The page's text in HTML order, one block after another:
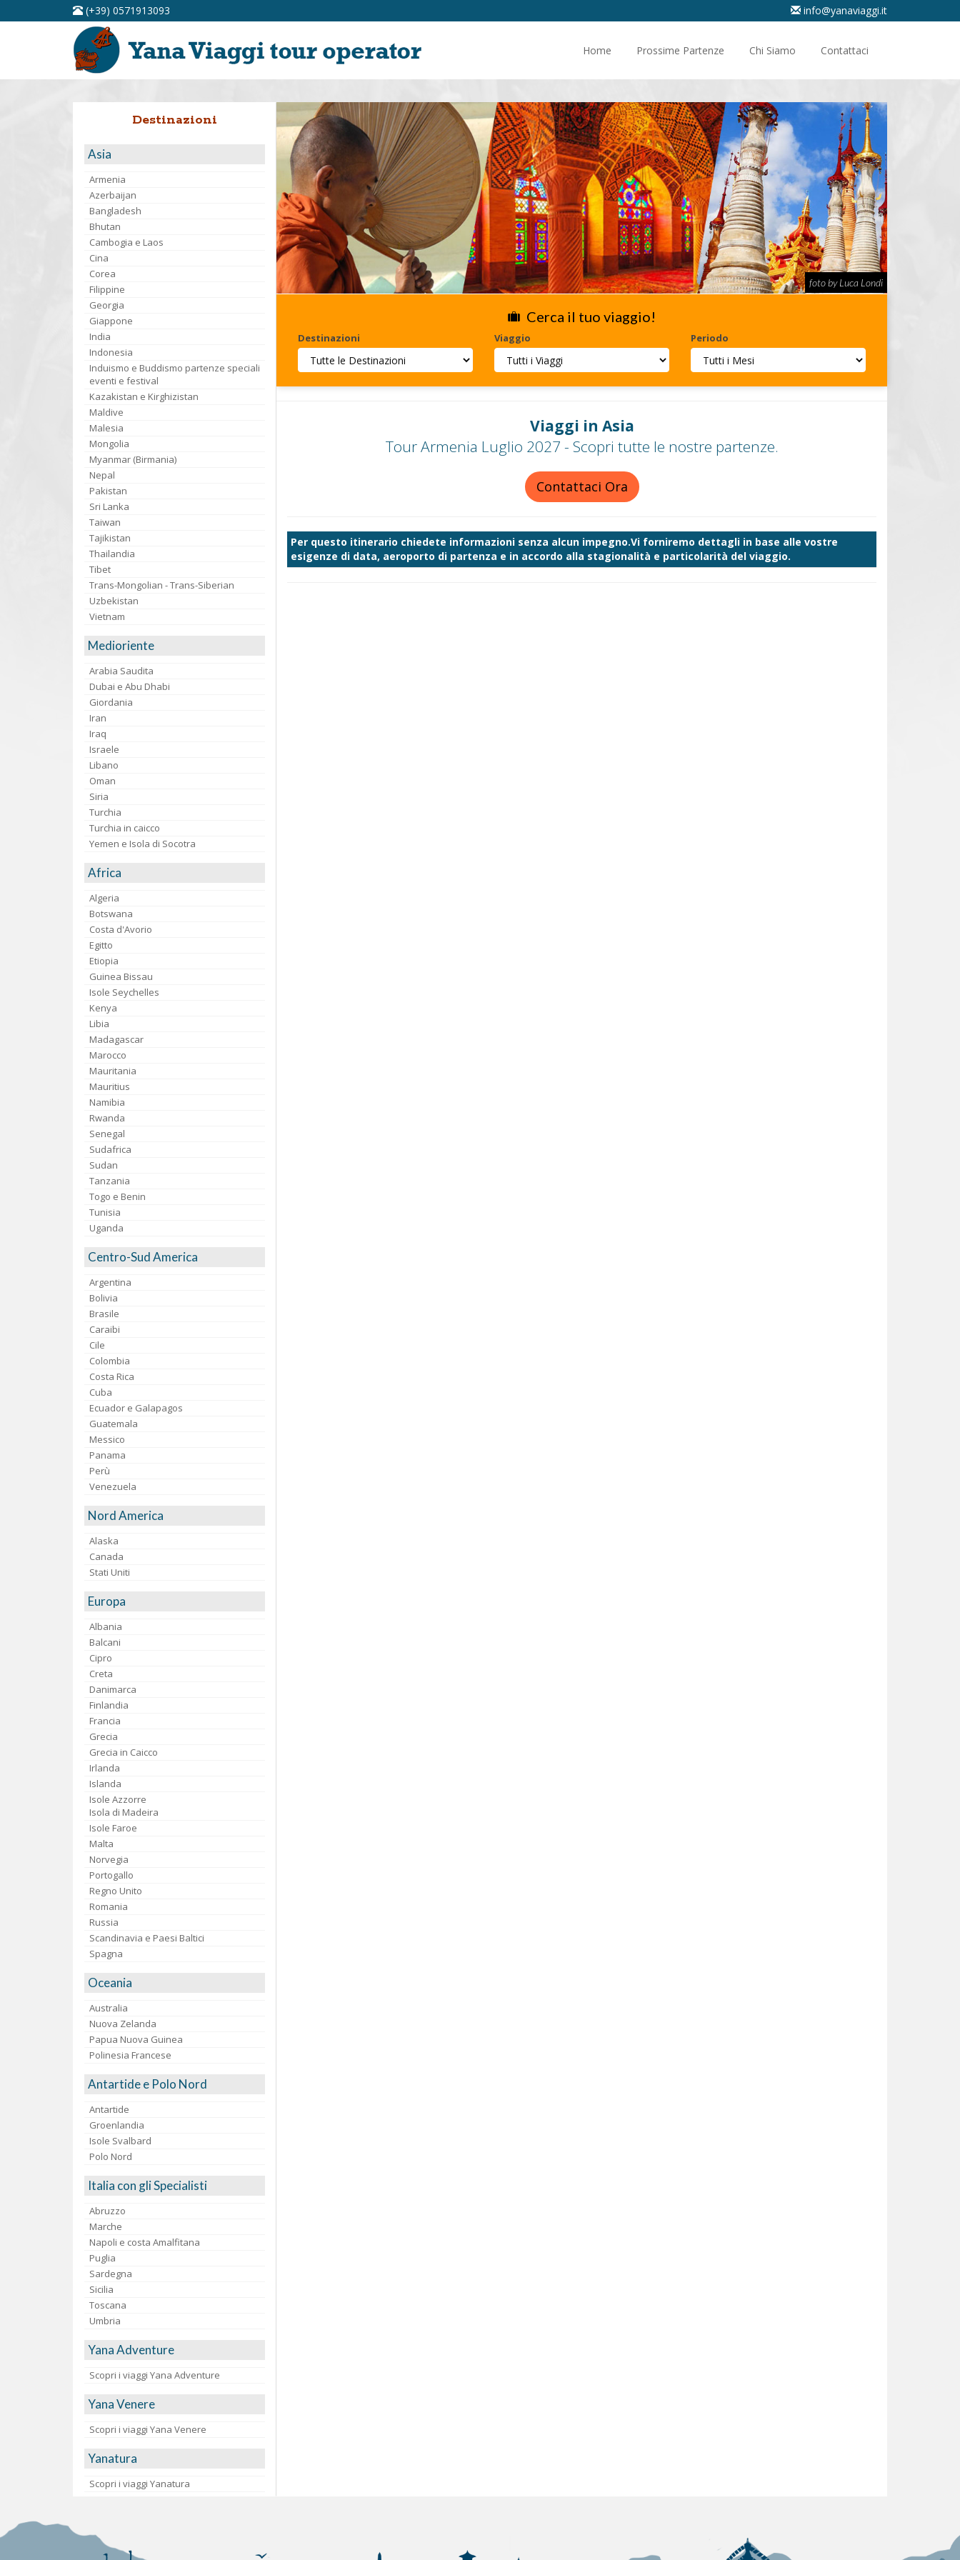
(+39) 0571913093 info@yanaviaggi.it
Home Prossime Partenze Chi Siamo Contattaci
Destinazioni
Asia
Armenia
Azerbaijan
Bangladesh
Bhutan
Cambogia e Laos
Cina
Corea
Filippine
Georgia
Giappone
India
Indonesia
Induismo e Buddismo partenze speciali
eventi e festival
Kazakistan e Kirghizistan
Maldive
Malesia
Mongolia
Myanmar (Birmania)
Nepal
Pakistan
Sri Lanka
Taiwan
Tajikistan
Thailandia
Tibet
Trans-Mongolian - Trans-Siberian
Uzbekistan
Vietnam
Medioriente
Arabia Saudita
Dubai e Abu Dhabi
Giordania
Iran
Iraq
Israele
Libano
Oman
Siria
Turchia
Turchia in caicco
Yemen e Isola di Socotra
Africa
Algeria
Botswana
Costa d'Avorio
Egitto
Etiopia
Guinea Bissau
Isole Seychelles
Kenya
Libia
Madagascar
Marocco
Mauritania
Mauritius
Namibia
Rwanda
Senegal
Sudafrica
Sudan
Tanzania
Togo e Benin
Tunisia
Uganda
Centro-Sud America
Argentina
Bolivia
Brasile
Caraibi
Cile
Colombia
Costa Rica
Cuba
Ecuador e Galapagos
Guatemala
Messico
Panama
Perù
Venezuela
Nord America
Alaska
Canada
Stati Uniti
Europa
Albania
Balcani
Cipro
Creta
Danimarca
Finlandia
Francia
Grecia
Grecia in Caicco
Irlanda
Islanda
Isole Azzorre
Isola di Madeira
Isole Faroe
Malta
Norvegia
Portogallo
Regno Unito
Romania
Russia
Scandinavia e Paesi Baltici
Spagna
Oceania
Australia
Nuova Zelanda
Papua Nuova Guinea
Polinesia Francese
Antartide e Polo Nord
Antartide
Groenlandia
Isole Svalbard
Polo Nord
Italia con gli Specialisti
Abruzzo
Marche
Napoli e costa Amalfitana
Puglia
Sardegna
Sicilia
Toscana
Umbria
Yana Adventure
Scopri i viaggi Yana Adventure
Yana Venere
Scopri i viaggi Yana Venere
Yanatura
Scopri i viaggi Yanatura
foto by Luca Londi
Cerca il tuo viaggio!
Destinazioni Viaggio Periodo
Viaggi in Asia
Tour Armenia Luglio 2027 - Scopri tutte le nostre partenze.
Contattaci Ora
Per questo itinerario chiedete informazioni senza alcun impegno.Vi forniremo dettagli in base alle vostre
esigenze di data, aeroporto di partenza e in accordo alla stagionalità e particolarità del viaggio.